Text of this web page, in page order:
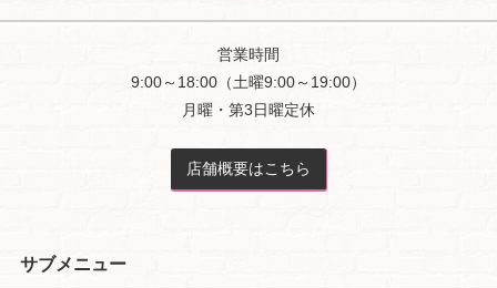
営業時間
9:00～18:00（土曜9:00～19:00）
月曜・第3日曜定休
店舗概要はこちら
サブメニュー